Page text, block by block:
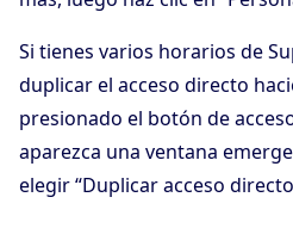
Si tienes varios horarios de
duplicar el acceso directo
presionado el botón de
aparezca una ventana
elegir “Duplicar acceso